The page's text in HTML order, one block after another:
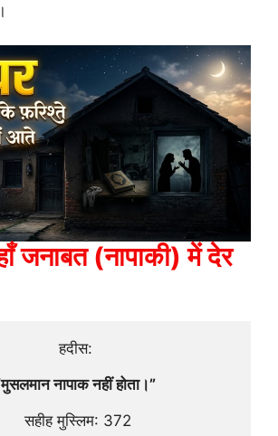
जनाबत (नापाकी) में देर
हदीस:
नापाक नहीं होता।”
सहीह मुस्लिम: 372